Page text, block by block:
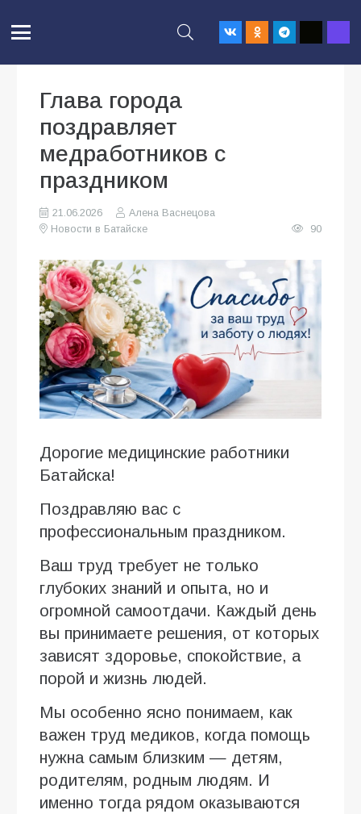
Глава города
поздравляет
медработников с
праздником
21.06.2026
Алена Васнецова
Новости в Батайске
90
Дорогие медицинские работники
Батайска!
Поздравляю вас с
профессиональным праздником.
Ваш труд требует не только
глубоких знаний и опыта, но и
огромной самоотдачи. Каждый день
вы принимаете решения, от которых
зависят здоровье, спокойствие, а
порой и жизнь людей.
Мы особенно ясно понимаем, как
важен труд медиков, когда помощь
нужна самым близким — детям,
родителям, родным людям. И
именно тогда рядом оказываются